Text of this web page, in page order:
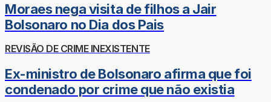
Moraes nega visita de filhos a Jair
Bolsonaro no Dia dos Pais
REVISÃO DE CRIME INEXISTENTE
Ex-ministro de Bolsonaro afirma que foi
condenado por crime que não existia